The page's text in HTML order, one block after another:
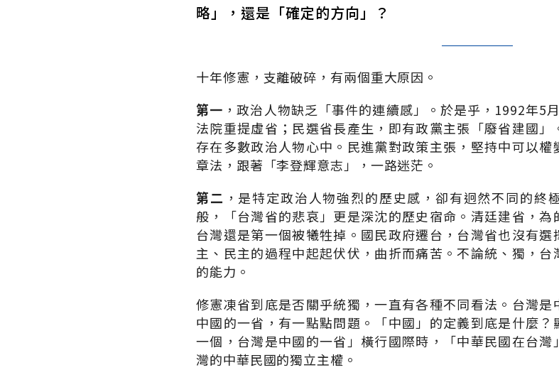
略」，還是「確定的方向」？
十年修憲，支離破碎，有兩個重大原因。
第一 ，政治人物缺乏「事件的連續感」。於是乎，1992年5
法院重提虛省；民選省長產生，即有政黨主張「廢省建國
存在多數政治人物心中。民進黨對政策主張，堅持中可以
章法，跟著「李登輝意志」，一路迷茫。
第二 ，是特定政治人物強烈的歷史感，卻有迥然不同的終
般，「台灣省的悲哀」更是深沈的歷史宿命。清廷建省，為
台灣還是第一個被犧牲掉。國民政府遷台，台灣省也沒有
主、民主的過程中起起伏伏，曲折而痛苦。不論統、獨，
的能力。
修憲凍省到底是否關乎統獨，一直有各種不同看法。台灣
中國的一省，有一點點問題。「中國」的定義到底是什麼
一個，台灣是中國的一省」橫行國際時，「中華民國在台
灣的中華民國的獨立主權。